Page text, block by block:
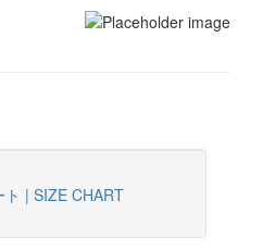
ト | SIZE CHART